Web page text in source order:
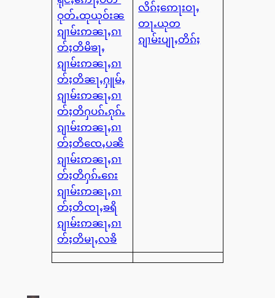
ဝုတ်ႉထုယုဝ်းၼ
ၵျၢမ်းဢၼႃႇၵၢ
တ်ႈတိမိၶႃႇ
ၵျၢမ်းဢၼႃႇၵၢ
တ်ႈတိၼႃႇႁူမ်ႇ
ၵျၢမ်းဢၼႃႇၵၢ
တ်ႈတိႁပၵ်ႉၵုၵ်ႉ
ၵျၢမ်းဢၼႃႇၵၢ
တ်ႈတိၸေႇပၼိ
ၵျၢမ်းဢၼႃႇၵၢ
တ်ႈတိႁၵ်ႉၵေး
ၵျၢမ်းဢၼႃႇၵၢ
တ်ႈတိၸႃႇၶရိ
ၵျၢမ်းဢၼႃႇၵၢ
တ်ႈတိမႃႇလၶိ
လိၵ်ႈဢေႃးဝႃႇ
တႃႉယုတ
ၵျၢမ်းပျႃႇတိၵ်ႈ